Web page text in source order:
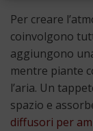
Per creare
coinvolgono
aggiungono
mentre piante
l’aria. Un
spazio e
diffusori per